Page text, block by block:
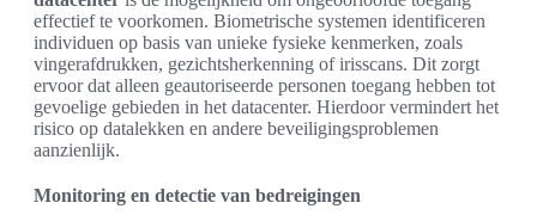
effectief te voorkomen. Biometrische systemen identificeren
individuen op basis van unieke fysieke kenmerken, zoals
vingerafdrukken, gezichtsherkenning of irisscans. Dit zorgt
ervoor dat alleen geautoriseerde personen toegang hebben tot
gevoelige gebieden in het datacenter. Hierdoor vermindert het
risico op datalekken en andere beveiligingsproblemen
aanzienlijk.
Monitoring en detectie van bedreigingen